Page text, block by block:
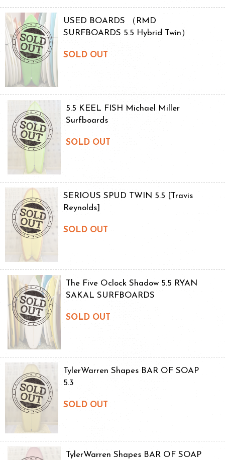
USED BOARDS （RMD
SURFBOARDS 5.5 Hybrid Twin）
SOLD OUT
5.5 KEEL FISH Michael Miller
Surfboards
SOLD OUT
SERIOUS SPUD TWIN 5.5 [Travis
Reynolds]
SOLD OUT
The Five Oclock Shadow 5.5 RYAN
SAKAL SURFBOARDS
SOLD OUT
TylerWarren Shapes BAR OF SOAP
5.3
SOLD OUT
TylerWarren Shapes BAR OF SOAP